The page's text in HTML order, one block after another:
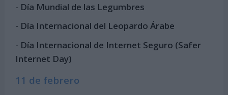
- Día Mundial de las Legumbres
- Día Internacional del Leopardo Árabe
- Día Internacional de Internet Seguro (Safer
Internet Day)
11 de febrero